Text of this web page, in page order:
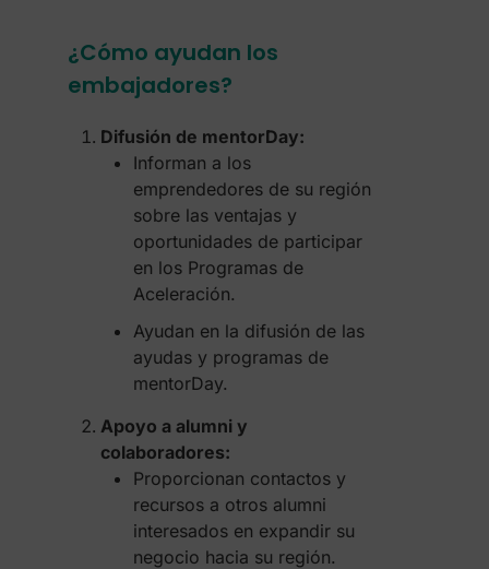
¿Cómo ayudan los
embajadores?
Difusión de mentorDay:
Informan a los
emprendedores de su región
sobre las ventajas y
oportunidades de participar
en los Programas de
Aceleración.
Ayudan en la difusión de las
ayudas y programas de
mentorDay.
Apoyo a alumni y
colaboradores:
Proporcionan contactos y
recursos a otros alumni
interesados en expandir su
negocio hacia su región.